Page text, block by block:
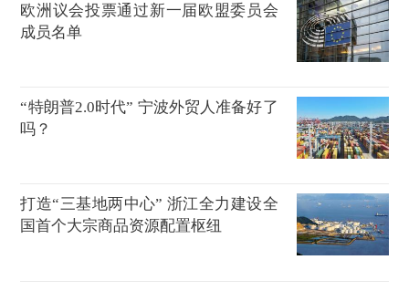
欧洲议会投票通过新一届欧盟委员会
成员名单
“特朗普2.0时代” 宁波外贸人准备好了
吗？
打造“三基地两中心” 浙江全力建设全
国首个大宗商品资源配置枢纽